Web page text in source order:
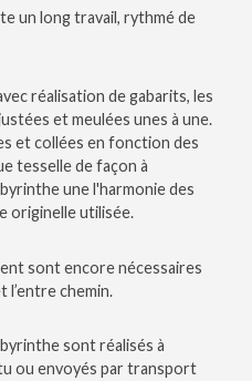
un long travail, rythmé de
réalisation de gabarits, les
et meulées unes à une.
et collées en fonction des
tesselle de façon à
une l'harmonie des
originelle utilisée.
sont encore nécessaires
chemin.
sont réalisés à
ou envoyés par transport